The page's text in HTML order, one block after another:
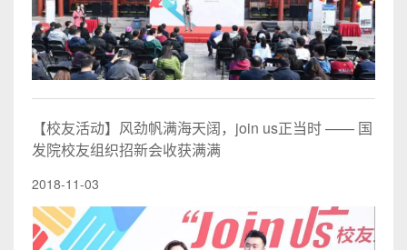
【校友活动】风劲帆满海天阔，join us正当时 —— 国
发院校友组织招新会收获满满
2018-11-03